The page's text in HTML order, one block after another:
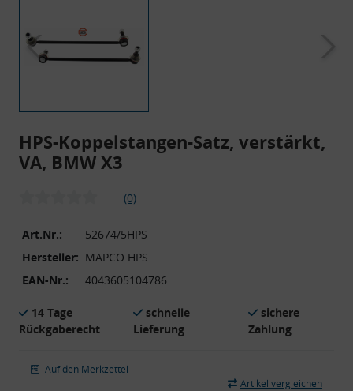
HPS-Koppelstangen-Satz, verstärkt,
VA, BMW X3
(0)
Art.Nr.:
52674/5HPS
Hersteller: MAPCO HPS
EAN-Nr.:
4043605104786
14 Tage
Rückgaberecht
schnelle
Lieferung
sichere
Zahlung
Auf den Merkzettel
Artikel vergleichen